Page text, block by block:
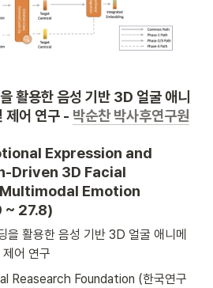
활용한 음성 기반 3D 얼굴 애니
제어 연구 - 박순찬 박사후연구원
Expression and
Driven 3D Facial
Emotion
27.8)
을 활용한 음성 기반 3D 얼굴 애니메
어 연구
Reasearch Foundation (한국연구